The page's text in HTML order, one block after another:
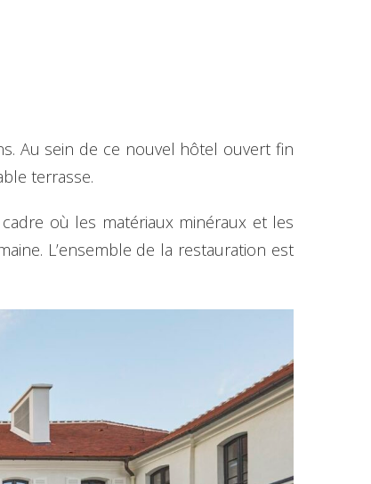
Au sein de ce nouvel hôtel ouvert fin
terrasse.
où les matériaux minéraux et les
L’ensemble de la restauration est